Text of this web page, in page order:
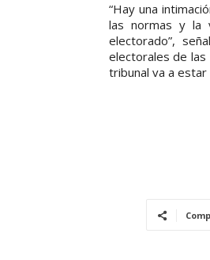
“Hay una
las normas y la
electorado”,
electorales de las
tribunal va a